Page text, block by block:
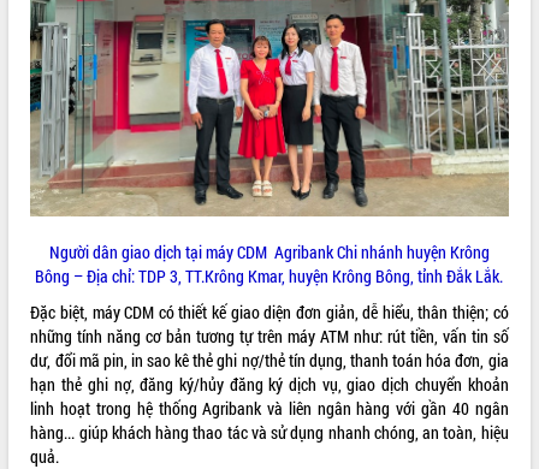
Người dân giao dịch tại máy CDM Agribank Chi nhánh huyện Krông
Bông – Địa chỉ: TDP 3, TT.Krông Kmar, huyện Krông Bông, tỉnh Đắk Lắk.
Đặc biệt, máy CDM có thiết kế giao diện đơn giản, dễ hiểu, thân thiện; có
những tính năng cơ bản tương tự trên máy ATM như: rút tiền, vấn tin số
dư, đổi mã pin, in sao kê thẻ ghi nợ/thẻ tín dụng, thanh toán hóa đơn, gia
hạn thẻ ghi nợ, đăng ký/hủy đăng ký dịch vụ, giao dịch chuyển khoản
linh hoạt trong hệ thống Agribank và liên ngân hàng với gần 40 ngân
hàng... giúp khách hàng thao tác và sử dụng nhanh chóng, an toàn, hiệu
quả.